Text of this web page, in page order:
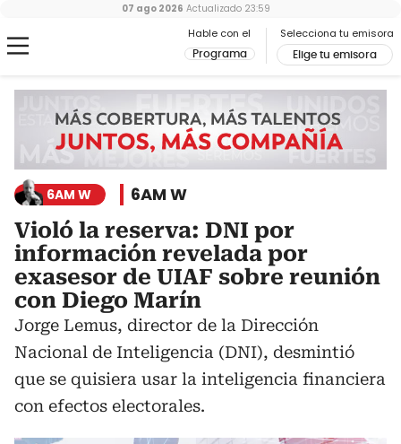
Hable con el
Programa
Selecciona tu emisora
Elige tu emisora
07 ago 2026 Actualizado 23:59
6AM W 6AM W
Violó la reserva: DNI por
información revelada por
exasesor de UIAF sobre reunión
con Diego Marín
Jorge Lemus, director de la Dirección
Nacional de Inteligencia (DNI), desmintió
que se quisiera usar la inteligencia financiera
con efectos electorales.